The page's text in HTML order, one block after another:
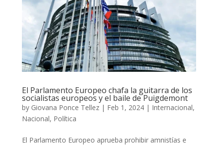
El Parlamento Europeo chafa la guitarra de los
socialistas europeos y el baile de Puigdemont
by Giovana Ponce Tellez| Feb 1, 2024| Internacional,
Nacional, Política
El Parlamento Europeo aprueba prohibir amnistías e